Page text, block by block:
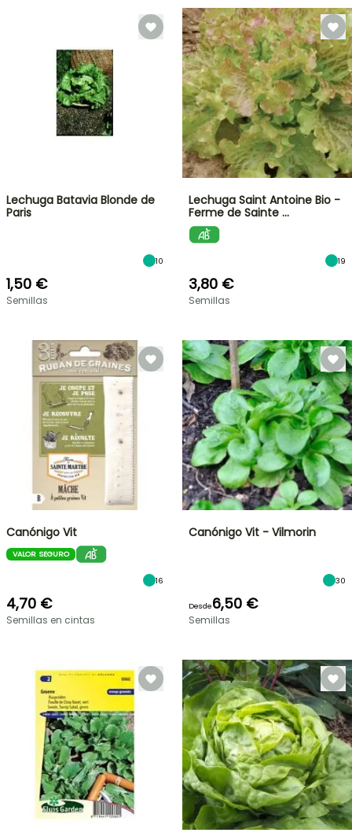
Lechuga Batavia Blonde de
Paris
10
1,50 €
Semillas
Lechuga Saint Antoine Bio -
Ferme de Sainte …
19
3,80 €
Semillas
Canónigo Vit
VALOR SEGURO
16
4,70 €
Semillas en cintas
Canónigo Vit - Vilmorin
30
Desde6,50 €
Semillas